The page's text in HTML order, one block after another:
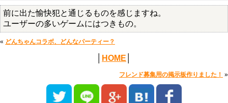
前に出た愉快犯と通じるものを感じますね。
ユーザーの多いゲームにはつきもの。
« どんちゃんコラボ、どんなパーティー？
HOME
フレンド募集用の掲示板作りました！ »